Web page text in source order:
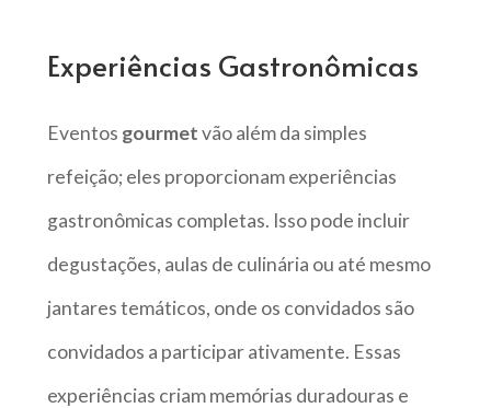
Experiências Gastronômicas
Eventos gourmetvão além da simples
refeição; eles proporcionam experiências
gastronômicas completas. Isso pode incluir
degustações, aulas de culinária ou até mesmo
jantares temáticos, onde os convidados são
convidados a participar ativamente. Essas
experiências criam memórias duradouras e